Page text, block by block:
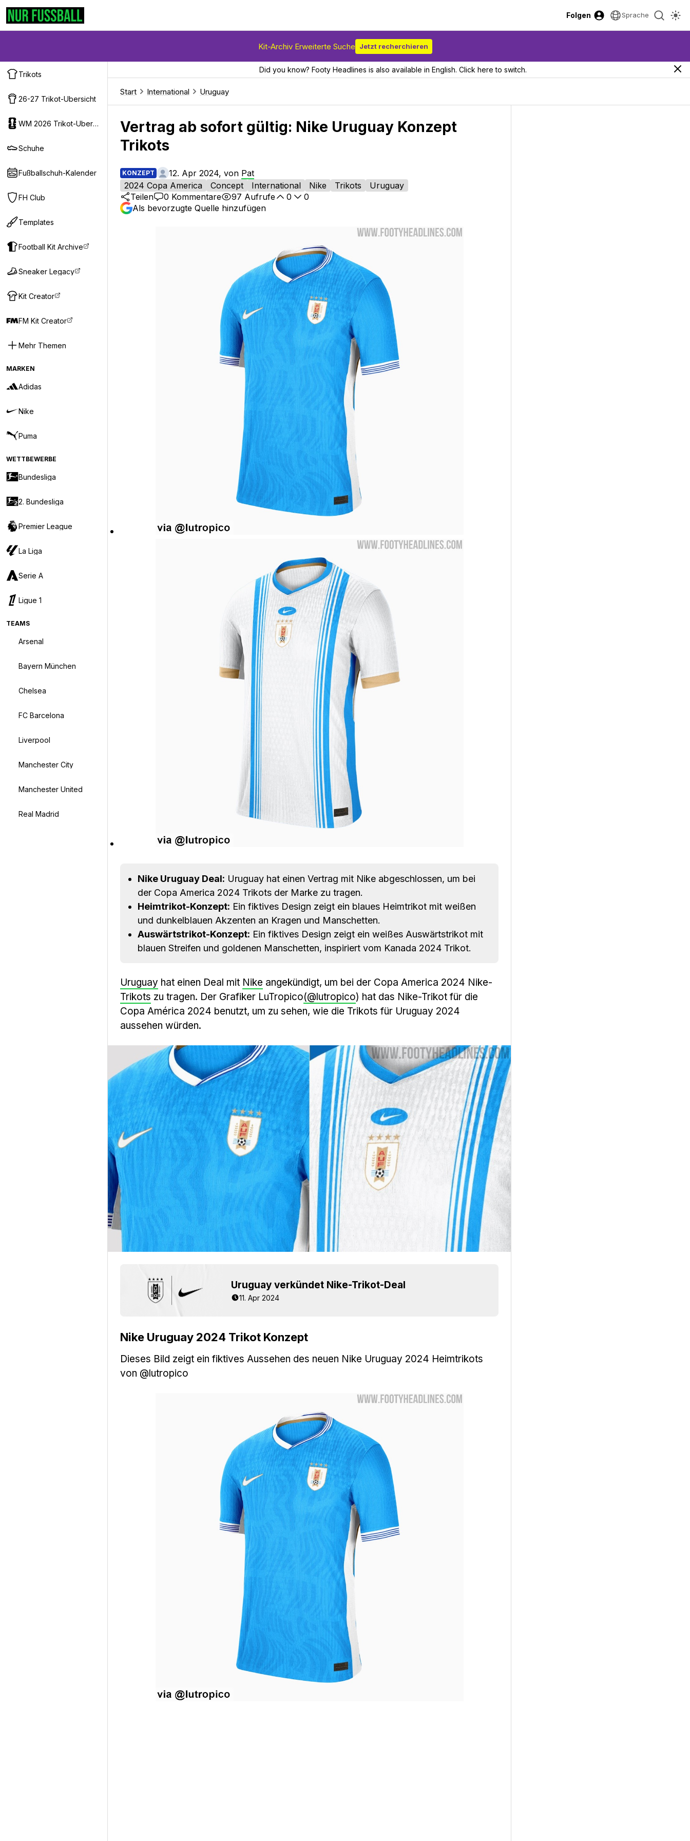
Folgen Sprache
Kit-Archiv Erweiterte Suche Jetzt recherchieren
Trikots
26-27 Trikot-Ubersicht
WM 2026 Trikot-Ubersicht
Schuhe
Fußballschuh-Kalender
FH Club
Templates
Football Kit Archive
Sneaker Legacy
Kit Creator
FM Kit Creator
Mehr Themen
MARKEN
Adidas
Nike
Puma
WETTBEWERBE
Bundesliga
2. Bundesliga
Premier League
La Liga
Serie A
Ligue 1
TEAMS
Arsenal
Bayern München
Chelsea
FC Barcelona
Liverpool
Manchester City
Manchester United
Real Madrid
Did you know? Footy Headlines is also available in English. Click here to switch.
Start International Uruguay
Vertrag ab sofort gültig: Nike Uruguay Konzept
Trikots
KONZEPT 12. Apr 2024, von Pat
2024 Copa America
Concept International Nike Trikots
Uruguay
Teilen
0 Kommentare 97 Aufrufe 0
0
Als bevorzugte Quelle hinzufügen
Nike Uruguay Deal: Uruguay hat einen Vertrag mit Nike abgeschlossen, um bei
der Copa America 2024 Trikots der Marke zu tragen.
Heimtrikot-Konzept: Ein fiktives Design zeigt ein blaues Heimtrikot mit weißen
und dunkelblauen Akzenten an Kragen und Manschetten.
Auswärtstrikot-Konzept: Ein fiktives Design zeigt ein weißes Auswärtstrikot mit
blauen Streifen und goldenen Manschetten, inspiriert vom Kanada 2024 Trikot.
Uruguay hat einen Deal mit Nike angekündigt, um bei der Copa America 2024 Nike-
Trikots zu tragen. Der Grafiker LuTropico(@lutropico) hat das Nike-Trikot für die
Copa América 2024 benutzt, um zu sehen, wie die Trikots für Uruguay 2024
aussehen würden.
Uruguay verkündet Nike-Trikot-Deal
11. Apr 2024
Nike Uruguay 2024 Trikot Konzept
Dieses Bild zeigt ein fiktives Aussehen des neuen Nike Uruguay 2024 Heimtrikots
von @lutropico